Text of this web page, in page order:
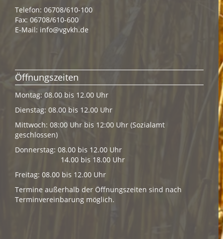
Telefon: 06708/610-100
Fax: 06708/610-600
E-Mail: info@vgvkh.de
Öffnungszeiten
Montag: 08.00 bis 12.00 Uhr
Dienstag: 08.00 bis 12.00 Uhr
Mittwoch: 08:00 Uhr bis 12:00 Uhr (Sozialamt
geschlossen)
Donnerstag: 08.00 bis 12.00 Uhr
14.00 bis 18.00 Uhr
Freitag: 08.00 bis 12.00 Uhr
Termine außerhalb der Öffnungszeiten sind nach
Terminvereinbarung möglich.